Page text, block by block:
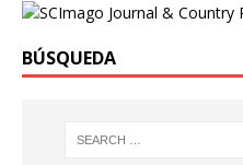
BÚSQUEDA